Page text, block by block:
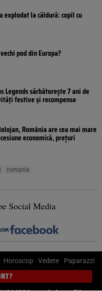
explodat la căldură: copil cu
pod din Europa?
Legends sărbătorește 7 ani de
festive și recompense
România are cea mai mare
economică, prețuri
romania
Social Media
Horoscop Vedete Paparazzi